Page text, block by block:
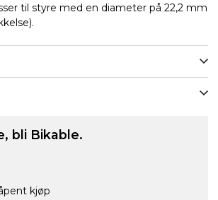
til styre med en diameter på 22,2 mm
bli Bikable.
kjøp